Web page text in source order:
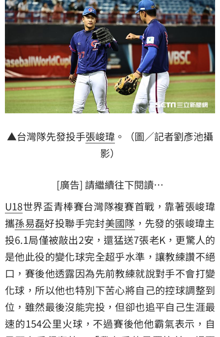
▲台灣隊先發投手張峻瑋 。（圖／記者劉彥池攝
影）
[廣告] 請繼續往下閱讀…
U18世界盃青棒賽台灣隊複賽首戰，靠著張峻瑋
攜孫易磊好投聯手完封美國隊 ，先發的張峻瑋主
投6.1局僅被敲出2安，還猛送7張老K，更驚人的
是他此役的變化球完全超乎水準，讓教練讚不絕
口，賽後他透露因為先前教練就說對手不會打變
化球，所以他也特別下苦心將自己的控球調整到
位，雖然最後沒能完投，但卻也追平自己生涯最
速的154公里火球，不過賽後他他霸氣表示，自